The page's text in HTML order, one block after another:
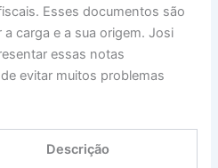
Esses documentos são
carga e a sua origem. Josi
essas notas
evitar muitos problemas
Descrição